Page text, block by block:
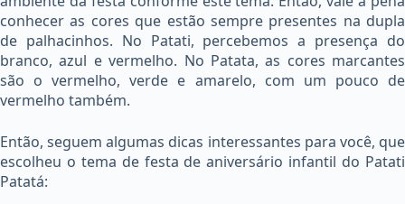
conhecer as cores que estão sempre presentes na dupla
de palhacinhos. No Patati, percebemos a presença do
branco, azul e vermelho. No Patata, as cores marcantes
são o vermelho, verde e amarelo, com um pouco de
vermelho também.
Então, seguem algumas dicas interessantes para você, que
escolheu o tema de festa de aniversário infantil do Patati
Patatá: